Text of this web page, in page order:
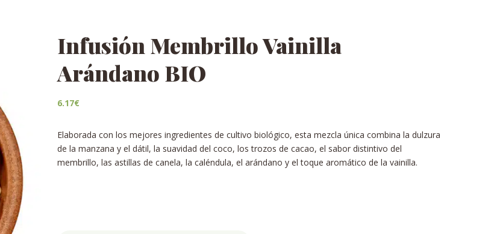
Infusión Membrillo Vainilla
Arándano BIO
6.17€
Elaborada con los mejores ingredientes de cultivo biológico, esta mezcla única combina la dulzura
de la manzana y el dátil, la suavidad del coco, los trozos de cacao, el sabor distintivo del
membrillo, las astillas de canela, la caléndula, el arándano y el toque aromático de la vainilla.